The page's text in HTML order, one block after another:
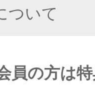
ついて
員の方は